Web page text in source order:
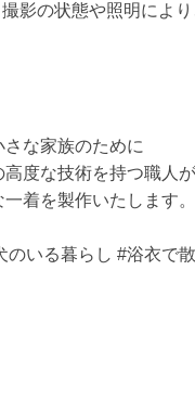
影の状態や照明によ
な家族のために
度な技術を持つ職人が
着を製作いたします。
のいる暮らし #浴衣で